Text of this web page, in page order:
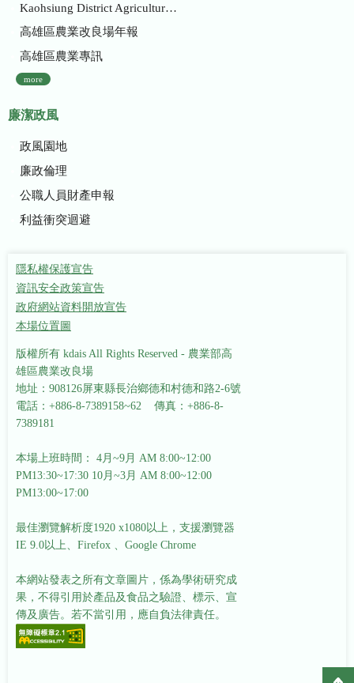
Kaohsiung District Agricultural Research and Extension Station
高雄區農業改良場年報
高雄區農業專訊
more
廉潔政風
政風園地
廉政倫理
公職人員財產申報
利益衝突迴避
隱私權保護宣告
資訊安全政策宣告
政府網站資料開放宣告
本場位置圖
版權所有 kdais All Rights Reserved - 農業部高
雄區農業改良場
地址：908126屏東縣長治鄉德和村德和路2-6號
電話：+886-8-7389158~62 傳真：+886-8-
7389181
本場上班時間： 4月~9月 AM 8:00~12:00
PM13:30~17:30 10月~3月 AM 8:00~12:00
PM13:00~17:00
最佳瀏覽解析度1920 x1080以上，支援瀏覽器
IE 9.0以上、Firefox 、Google Chrome
本網站發表之所有文章圖片，係為學術研究成
果，不得引用於產品及食品之驗證、標示、宣
傳及廣告。若不當引用，應自負法律責任。